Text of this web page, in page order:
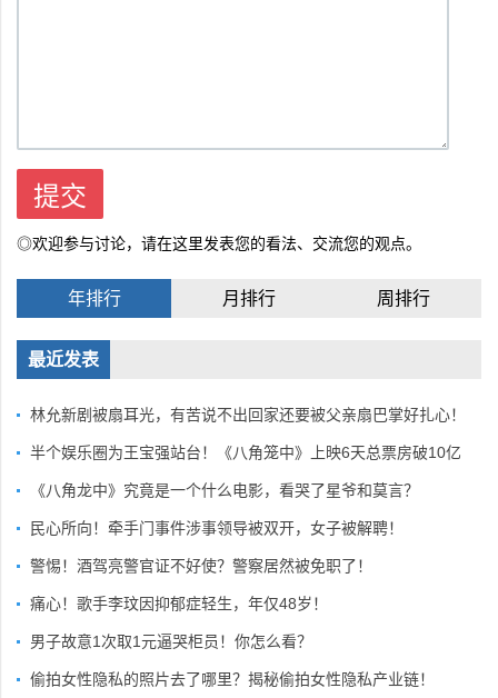
◎欢迎参与讨论，请在这里发表您的看法、交流您的观点。
年排行 月排行 周排行
最近发表
林允新剧被扇耳光，有苦说不出回家还要被父亲扇巴掌好扎心！
半个娱乐圈为王宝强站台！《八角笼中》上映6天总票房破10亿
《八角龙中》究竟是一个什么电影，看哭了星爷和莫言？
民心所向！牵手门事件涉事领导被双开，女子被解聘！
警惕！酒驾亮警官证不好使？警察居然被免职了！
痛心！歌手李玟因抑郁症轻生，年仅48岁！
男子故意1次取1元逼哭柜员！你怎么看？
偷拍女性隐私的照片去了哪里？揭秘偷拍女性隐私产业链！